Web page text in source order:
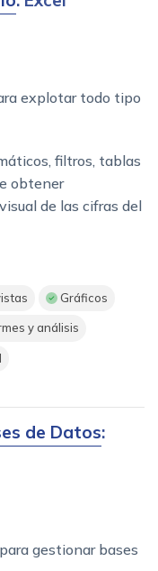
explotar todo tipo
filtros, tablas
obtener
de las cifras del
Gráficos
y análisis
de Datos:
gestionar bases